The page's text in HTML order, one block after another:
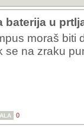
baterija u
moraš biti
se na zraku
0